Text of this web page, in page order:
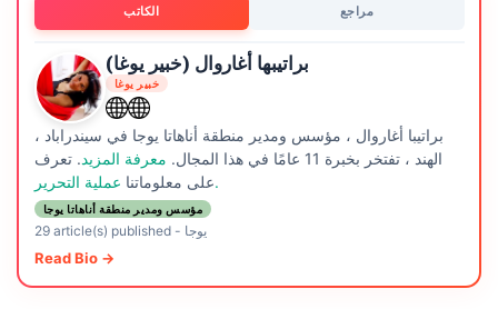
الكاتب مراجع
براتيبها أغاروال (خبير يوغا)
خبير يوغا
براتيبا أغاروال ، مؤسس ومدير منطقة أناهاتا يوجا في سيندراباد ،
الهند ، تفتخر بخبرة 11 عامًا في هذا المجال.
معرفة المزيد. تعرف
على معلوماتناعملية التحرير.
مؤسس ومدير منطقة أناهاتا يوجا
29 article(s) published- يوجا
Read Bio →